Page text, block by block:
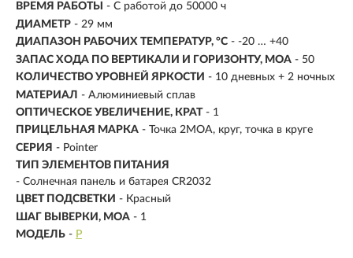
ВРЕМЯ РАБОТЫ
- С работой до 50000 ч
ДИАМЕТР - 29 мм
ДИАПАЗОН РАБОЧИХ ТЕМПЕРАТУР, °C - -20 … +40
ЗАПАС ХОДА ПО ВЕРТИКАЛИ И ГОРИЗОНТУ, МОА - 50
КОЛИЧЕСТВО УРОВНЕЙ ЯРКОСТИ - 10 дневных + 2 ночных
МАТЕРИАЛ - Алюминиевый сплав
ОПТИЧЕСКОЕ УВЕЛИЧЕНИЕ, КРАТ - 1
ПРИЦЕЛЬНАЯ МАРКА - Точка 2МОА, круг, точка в круге
СЕРИЯ - Pointer
ТИП ЭЛЕМЕНТОВ ПИТАНИЯ
- Солнечная панель и батарея CR2032
ЦВЕТ ПОДСВЕТКИ - Красный
ШАГ ВЫВЕРКИ, МОА - 1
МОДЕЛЬ - P